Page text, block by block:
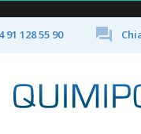
91 128 55 90 